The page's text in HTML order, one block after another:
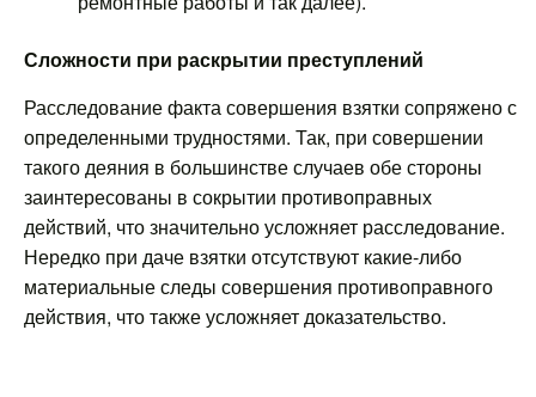
Сложности при раскрытии преступлений
Расследование факта совершения взятки сопряжено с
определенными трудностями. Так, при совершении
такого деяния в большинстве случаев обе стороны
заинтересованы в сокрытии противоправных
действий, что значительно усложняет расследование.
Нередко при даче взятки отсутствуют какие-либо
материальные следы совершения противоправного
действия, что также усложняет доказательство.